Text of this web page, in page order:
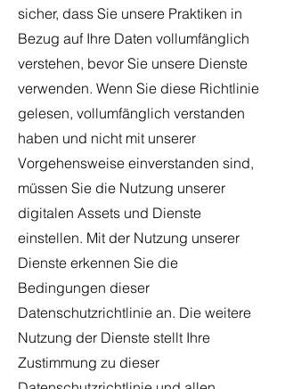
sicher, dass Sie unsere Praktiken in
Bezug auf Ihre Daten vollumfänglich
verstehen, bevor Sie unsere Dienste
verwenden. Wenn Sie diese Richtlinie
gelesen, vollumfänglich verstanden
haben und nicht mit unserer
Vorgehensweise einverstanden sind,
müssen Sie die Nutzung unserer
digitalen Assets und Dienste
einstellen. Mit der Nutzung unserer
Dienste erkennen Sie die
Bedingungen dieser
Datenschutzrichtlinie an. Die weitere
Nutzung der Dienste stellt Ihre
Zustimmung zu dieser